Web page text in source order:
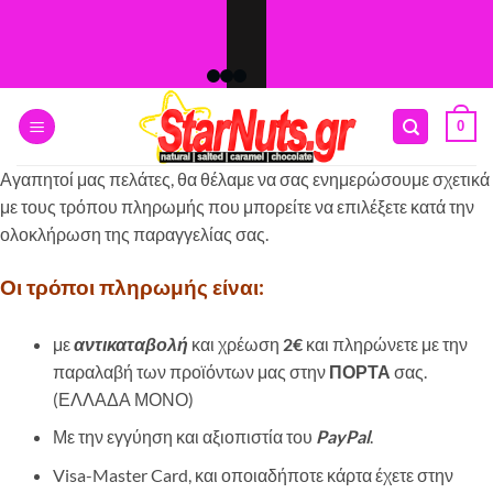
0
Αγαπητοί μας πελάτες, θα θέλαμε να σας ενημερώσουμε σχετικά
με τους τρόπου πληρωμής που μπορείτε να επιλέξετε κατά την
ολοκλήρωση της παραγγελίας σας.
Οι τρόποι πληρωμής είναι:
μεαντικαταβολή και χρέωση 2€ και πληρώνετε με την
παραλαβή των προϊόντων μας στην ΠΟΡΤΑ σας.
(ΕΛΛΑΔΑ ΜΟΝΟ)
Με την εγγύηση και αξιοπιστία του PayPal.
Visa-Master Card, και οποιαδήποτε κάρτα έχετε στην